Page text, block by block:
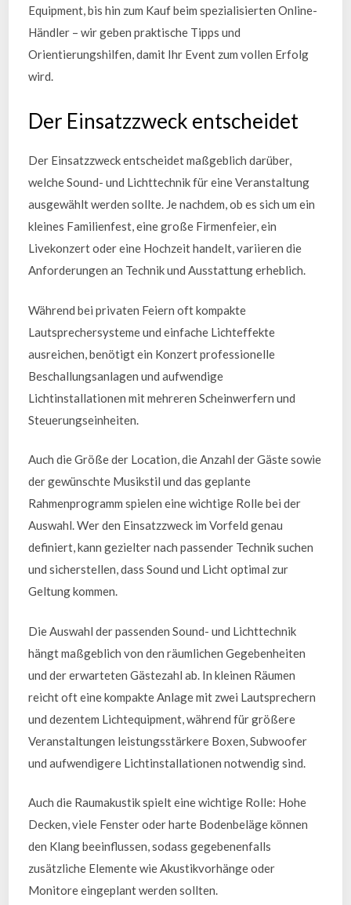
Equipment, bis hin zum Kauf beim spezialisierten Online-
Händler – wir geben praktische Tipps und
Orientierungshilfen, damit Ihr Event zum vollen Erfolg
wird.
Der Einsatzzweck entscheidet
Der Einsatzzweck entscheidet maßgeblich darüber,
welche Sound- und Lichttechnik für eine Veranstaltung
ausgewählt werden sollte. Je nachdem, ob es sich um ein
kleines Familienfest, eine große Firmenfeier, ein
Livekonzert oder eine Hochzeit handelt, variieren die
Anforderungen an Technik und Ausstattung erheblich.
Während bei privaten Feiern oft kompakte
Lautsprechersysteme und einfache Lichteffekte
ausreichen, benötigt ein Konzert professionelle
Beschallungsanlagen und aufwendige
Lichtinstallationen mit mehreren Scheinwerfern und
Steuerungseinheiten.
Auch die Größe der Location, die Anzahl der Gäste sowie
der gewünschte Musikstil und das geplante
Rahmenprogramm spielen eine wichtige Rolle bei der
Auswahl. Wer den Einsatzzweck im Vorfeld genau
definiert, kann gezielter nach passender Technik suchen
und sicherstellen, dass Sound und Licht optimal zur
Geltung kommen.
Die Auswahl der passenden Sound- und Lichttechnik
hängt maßgeblich von den räumlichen Gegebenheiten
und der erwarteten Gästezahl ab. In kleinen Räumen
reicht oft eine kompakte Anlage mit zwei Lautsprechern
und dezentem Lichtequipment, während für größere
Veranstaltungen leistungsstärkere Boxen, Subwoofer
und aufwendigere Lichtinstallationen notwendig sind.
Auch die Raumakustik spielt eine wichtige Rolle: Hohe
Decken, viele Fenster oder harte Bodenbeläge können
den Klang beeinflussen, sodass gegebenenfalls
zusätzliche Elemente wie Akustikvorhänge oder
Monitore eingeplant werden sollten.